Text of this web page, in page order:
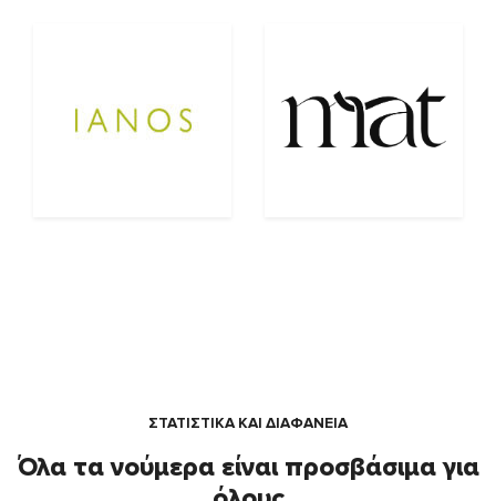
ΣΤΑΤΙΣΤΙΚΑ ΚΑΙ ΔΙΑΦΑΝΕΙΑ
Όλα τα νούμερα είναι προσβάσιμα για